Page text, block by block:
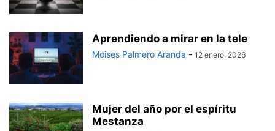
Aprendiendo a mirar en la tele
Moises Palmero Aranda - 12 enero, 2026
Mujer del año por el espíritu
Mestanza